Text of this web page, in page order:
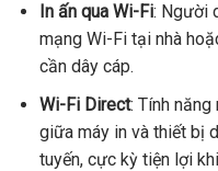
In ấn qua Wi-Fi: Người
mạng Wi-Fi tại nhà
cần dây cáp.
Wi-Fi Direct: Tính
giữa máy in và thiết bị
tuyến, cực kỳ tiện lợi